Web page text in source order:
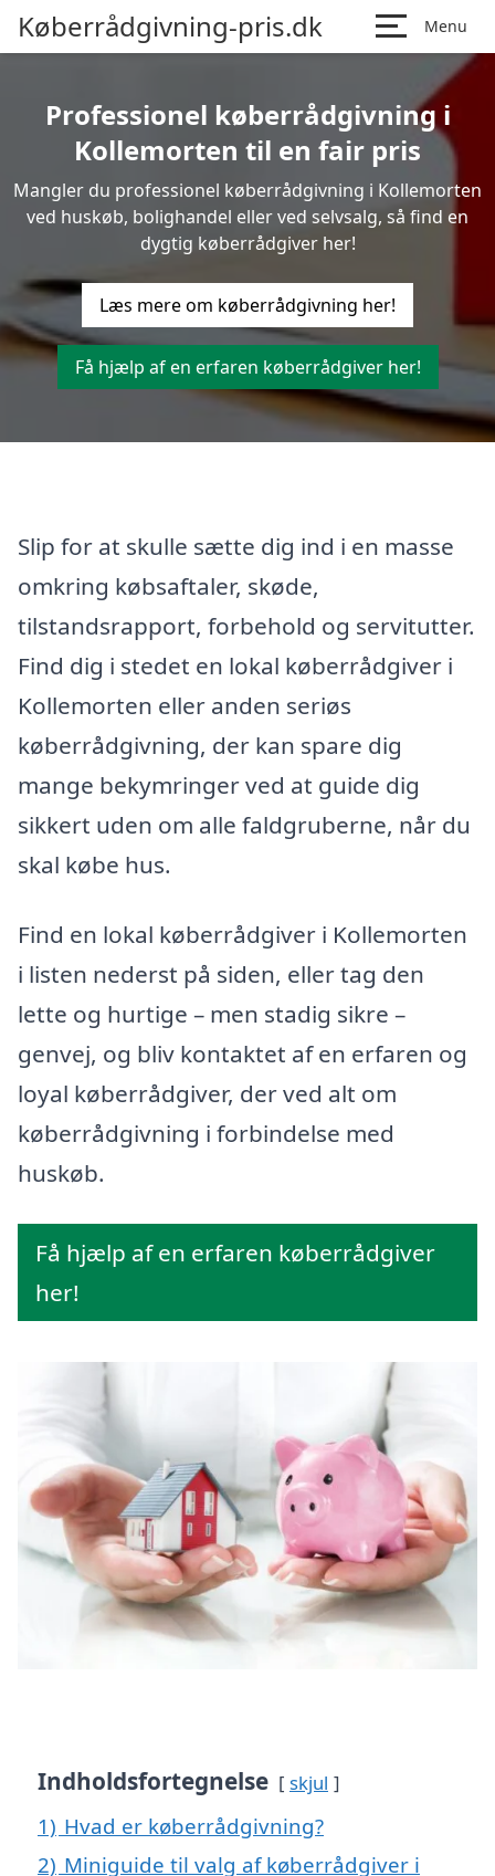
Køberrådgivning-pris.dk Menu
Professionel køberrådgivning i
Kollemorten til en fair pris
Mangler du professionel køberrådgivning i Kollemorten
ved huskøb, bolighandel eller ved selvsalg, så find en
dygtig køberrådgiver her!
Læs mere om køberrådgivning her!
Få hjælp af en erfaren køberrådgiver her!
Slip for at skulle sætte dig ind i en masse
omkring købsaftaler, skøde,
tilstandsrapport, forbehold og servitutter.
Find dig i stedet en lokal køberrådgiver i
Kollemorten eller anden seriøs
køberrådgivning, der kan spare dig
mange bekymringer ved at guide dig
sikkert uden om alle faldgruberne, når du
skal købe hus.
Find en lokal køberrådgiver i Kollemorten
i listen nederst på siden, eller tag den
lette og hurtige – men stadig sikre –
genvej, og bliv kontaktet af en erfaren og
loyal køberrådgiver, der ved alt om
køberrådgivning i forbindelse med
huskøb.
Få hjælp af en erfaren køberrådgiver
her!
Indholdsfortegnelse skjul
1) Hvad er køberrådgivning?
2) Miniguide til valg af køberrådgiver i